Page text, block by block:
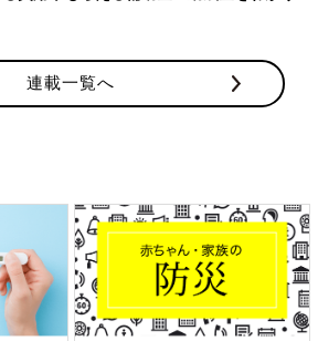
連載一覧へ